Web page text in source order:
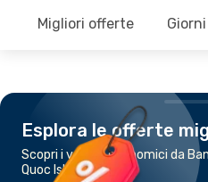
Migliori offerte
Esplora le offerte
Scopri i voli più economici da
Quoc Island